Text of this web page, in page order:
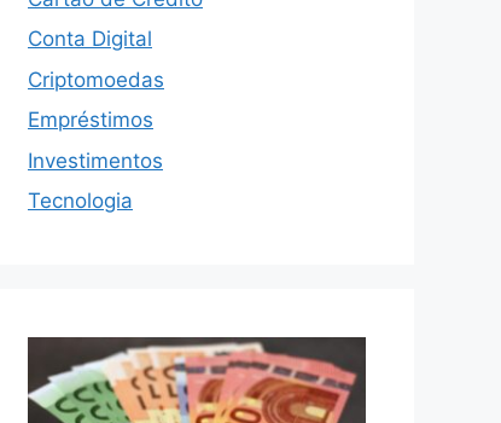
Conta Digital
Criptomoedas
Empréstimos
Investimentos
Tecnologia